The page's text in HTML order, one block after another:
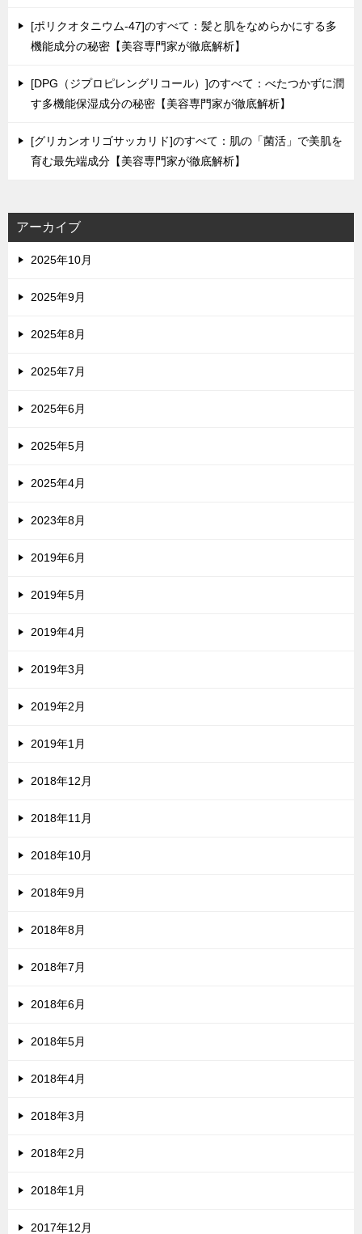
[ポリクオタニウム-47]のすべて：髪と肌をなめらかにする多
機能成分の秘密【美容専門家が徹底解析】
[DPG（ジプロピレングリコール）]のすべて：べたつかずに潤
す多機能保湿成分の秘密【美容専門家が徹底解析】
[グリカンオリゴサッカリド]のすべて：肌の「菌活」で美肌を
育む最先端成分【美容専門家が徹底解析】
アーカイブ
2025年10月
2025年9月
2025年8月
2025年7月
2025年6月
2025年5月
2025年4月
2023年8月
2019年6月
2019年5月
2019年4月
2019年3月
2019年2月
2019年1月
2018年12月
2018年11月
2018年10月
2018年9月
2018年8月
2018年7月
2018年6月
2018年5月
2018年4月
2018年3月
2018年2月
2018年1月
2017年12月